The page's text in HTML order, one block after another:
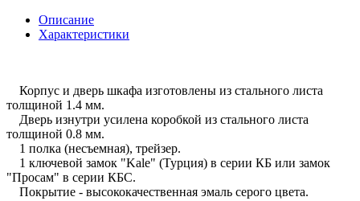
Описание
Характеристики
Корпус и дверь шкафа изготовлены из стального листа
толщиной 1.4 мм.
Дверь изнутри усилена коробкой из стального листа
толщиной 0.8 мм.
1 полка (несъемная), трейзер.
1 ключевой замок "Kale" (Турция) в серии КБ или замок
"Просам" в серии КБС.
Покрытие - высококачественная эмаль серого цвета.